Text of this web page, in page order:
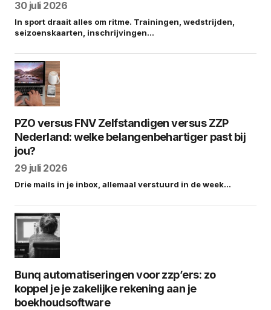
30 juli 2026
In sport draait alles om ritme. Trainingen, wedstrijden,
seizoenskaarten, inschrijvingen…
PZO versus FNV Zelfstandigen versus ZZP
Nederland: welke belangenbehartiger past bij
jou?
29 juli 2026
Drie mails in je inbox, allemaal verstuurd in de week…
Bunq automatiseringen voor zzp’ers: zo
koppel je je zakelijke rekening aan je
boekhoudsoftware